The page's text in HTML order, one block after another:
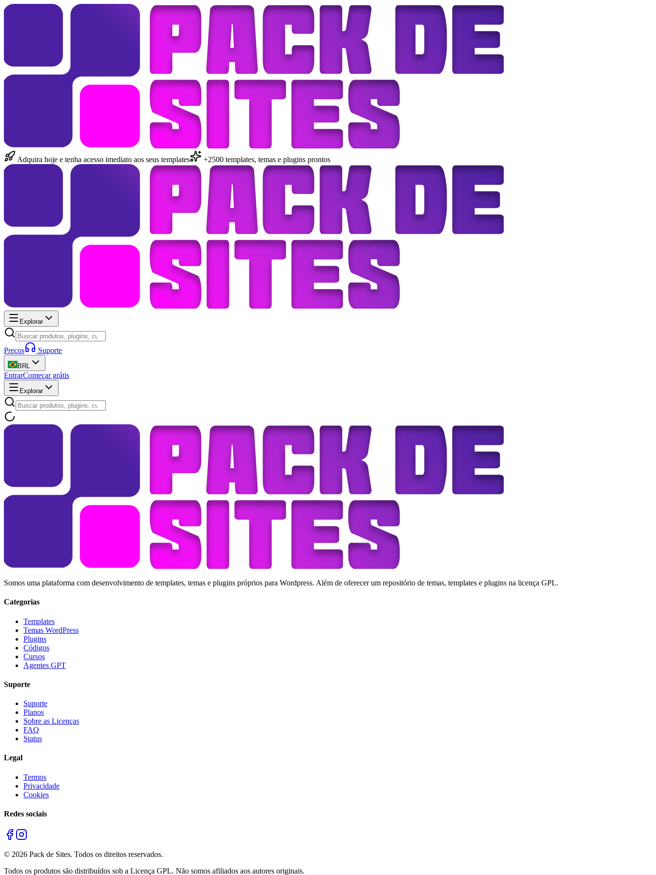
Adquira hoje e tenha acesso imediato aos seus templates +2500 templates, temas e plugins prontos
Explorar
Preços Suporte
BRL
EntrarComeçar grátis
Explorar
Somos uma plataforma com desenvolvimento de templates, temas e plugins próprios para Wordpress. Além de oferecer um repositório de temas, templates e plugins na licença GPL.
Categorias
Templates
Temas WordPress
Plugins
Códigos
Cursos
Agentes GPT
Suporte
Suporte
Planos
Sobre as Licenças
FAQ
Status
Legal
Termos
Privacidade
Cookies
Redes sociais
© 2026 Pack de Sites. Todos os direitos reservados.
Todos os produtos são distribuídos sob a Licença GPL. Não somos afiliados aos autores originais.